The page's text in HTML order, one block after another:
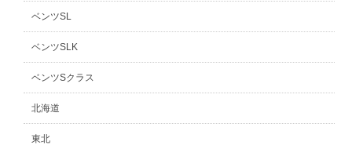
ベンツSL
ベンツSLK
ベンツSクラス
北海道
東北